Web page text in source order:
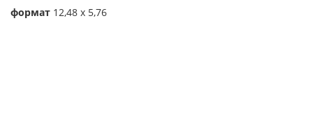
формат 12,48 x 5,76